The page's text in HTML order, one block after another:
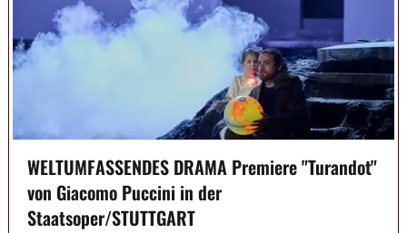
WELTUMFASSENDES DRAMA Premiere "Turandot"
von Giacomo Puccini in der
Staatsoper/STUTTGART